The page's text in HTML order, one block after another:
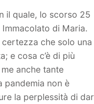
il quale, lo scorso 25
Immacolato di Maria.
che solo una
e cosa c’è di più
anche tante
pandemia non è
la perplessità di dar